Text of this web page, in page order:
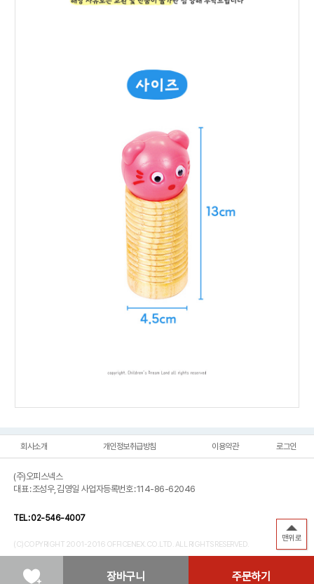
회사소개 개인정보취급방침 이용약관 로그인
(주)오피스넥스
대표 : 조성우, 김영일 사업자등록번호 : 114-86-62046
TEL : 02-546-4007
(C)COPYRIGHT 2001-2016 OFFICENEX.CO.LTD. ALL RIGHTS RESERVED.
장바구니 주문하기
맨위로